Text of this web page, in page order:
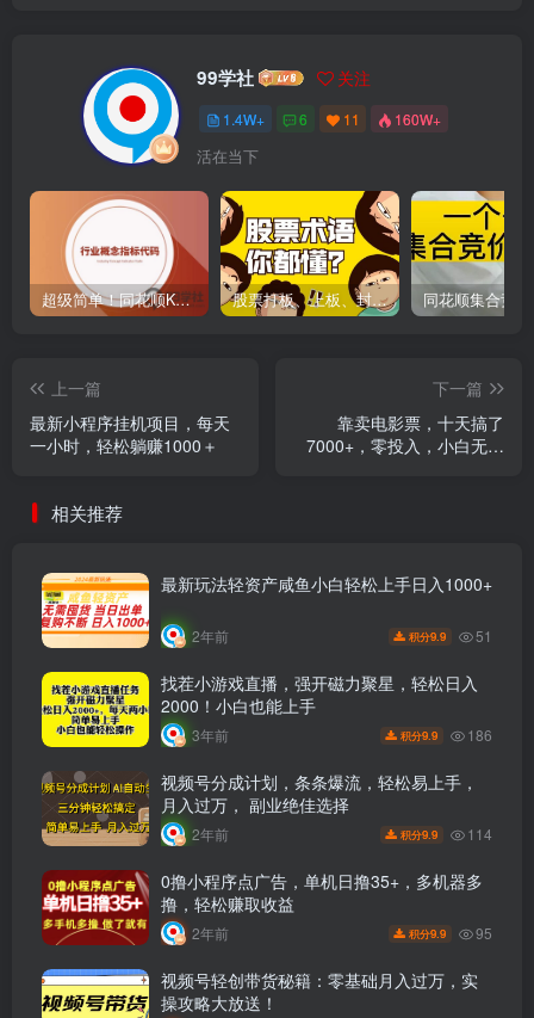
99学社 关注
1.4W+ 6 11 160W+
活在当下
超级简单！同花顺K线界面显示行业概念指标代码图解 股票打板、上板、封板、翘板、炸板是什么意思？炒股你必须懂的暗语！
上一篇
最新小程序挂机项目，每天
一小时，轻松躺赚1000＋
下一篇
靠卖电影票，十天搞了
7000+，零投入，小白无门
相关推荐
最新玩法轻资产咸鱼小白轻松上手日入1000+
2年前 积分9.9 51
找茬小游戏直播，强开磁力聚星，轻松日入
2000！小白也能上手
3年前 积分9.9 186
视频号分成计划，条条爆流，轻松易上手，
月入过万， 副业绝佳选择
2年前 积分9.9 114
0撸小程序点广告，单机日撸35+，多机器多
撸，轻松赚取收益
2年前 积分9.9 95
视频号轻创带货秘籍：零基础月入过万，实
操攻略大放送！